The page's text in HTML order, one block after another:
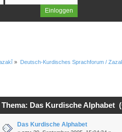
» Deutsch-Kurdisches Sprachforum /
Thema: Das Kurdische Alphabet
Das Kurdische Alphabet